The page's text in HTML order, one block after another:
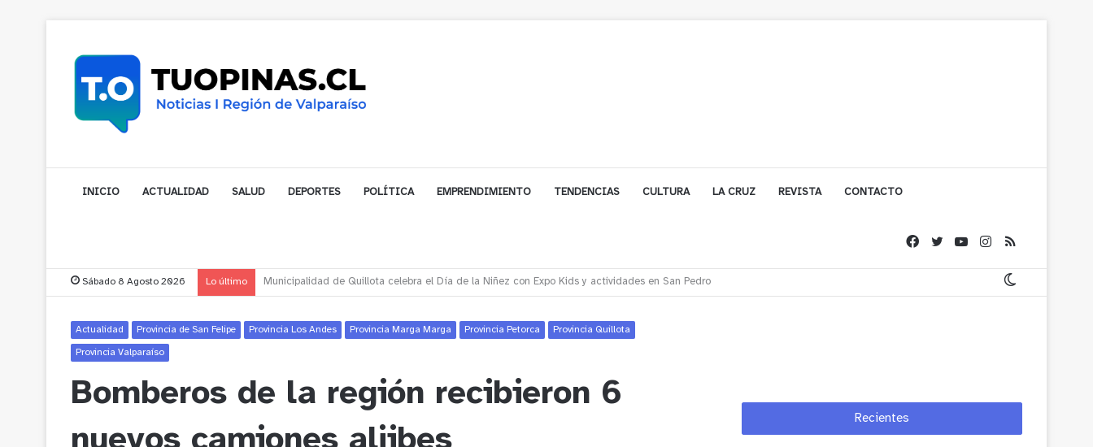
INICIO ACTUALIDAD SALUD DEPORTES POLÍTICA EMPRENDIMIENTO TENDENCIAS CULTURA LA CRUZ REVISTA CONTACTO
Sábado 8 Agosto 2026 Lo último Municipalidad de Nogales impulsa inversión de más de $125 millones para mejorar el sector El Polígono
Actualidad Provincia de San Felipe Provincia Los Andes Provincia Marga Marga Provincia Petorca Provincia Quillota
Provincia Valparaíso
Bomberos de la región recibieron 6
Recientes